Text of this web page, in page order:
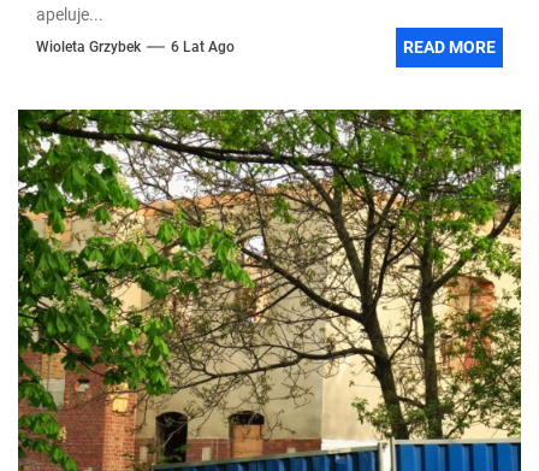
apeluje...
Wioleta Grzybek 6 Lat Ago READ MORE